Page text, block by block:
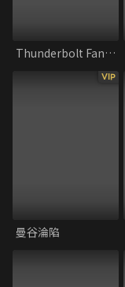
Thunderbolt Fantasy 東離劍遊紀 最終章
VIP
曼谷淪陷